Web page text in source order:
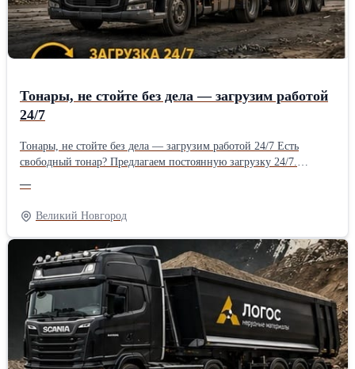
Тонары, не стойте без дела — загрузим работой
24/7
Тонары, не стойте без дела — загрузим работой 24/7 Есть
свободный тонар? Предлагаем постоянную загрузку 24/7.
выплаты по графику. Работаем на долгосрочной основе. Работа
24/7, большие объемы перевозок и стабильные выплаты по
расписанию.
—
Великий Новгород